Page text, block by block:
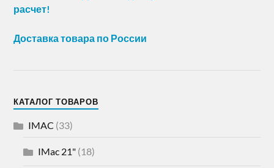
расчет!
Доставка товара по России
КАТАЛОГ ТОВАРОВ
IMAC (33)
IMac 21" (18)